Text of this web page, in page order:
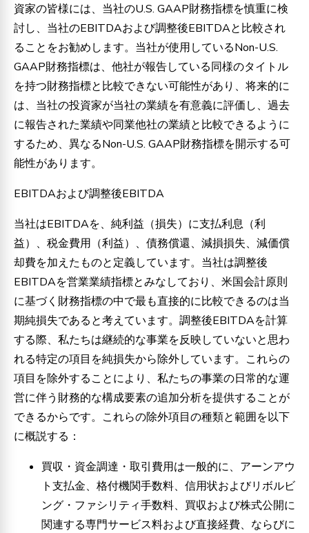
資家の皆様には、当社のU.S. GAAP財務指標を慎重に検
討し、当社のEBITDAおよび調整後EBITDAと比較され
ることをお勧めします。当社が使用しているNon-U.S.
GAAP財務指標は、他社が報告している同様のタイトル
を持つ財務指標と比較できない可能性があり、将来的に
は、当社の投資家が当社の業績を有意義に評価し、過去
に報告された業績や同業他社の業績と比較できるように
するため、異なるNon-U.S. GAAP財務指標を開示する可
能性があります。
EBITDAおよび調整後EBITDA
当社はEBITDAを、純利益（損失）に支払利息（利
益）、税金費用（利益）、債務償還、減損損失、減価償
却費を加えたものと定義しています。当社は調整後
EBITDAを営業業績指標とみなしており、米国会計原則
に基づく財務指標の中で最も直接的に比較できるのは当
期純損失であると考えています。調整後EBITDAを計算
する際、私たちは継続的な事業を反映していないと思わ
れる特定の項目を純損失から除外しています。これらの
項目を除外することにより、私たちの事業の日常的な運
営に伴う財務的な構成要素の追加分析を提供することが
できるからです。これらの除外項目の種類と範囲を以下
に概説する：
買収・資金調達・取引費用は一般的に、アーンアウ
ト支払金、格付機関手数料、信用状およびリボルビ
ング・ファシリティ手数料、買収および株式公開に
関連する専門サービス料および直接経費、ならびに